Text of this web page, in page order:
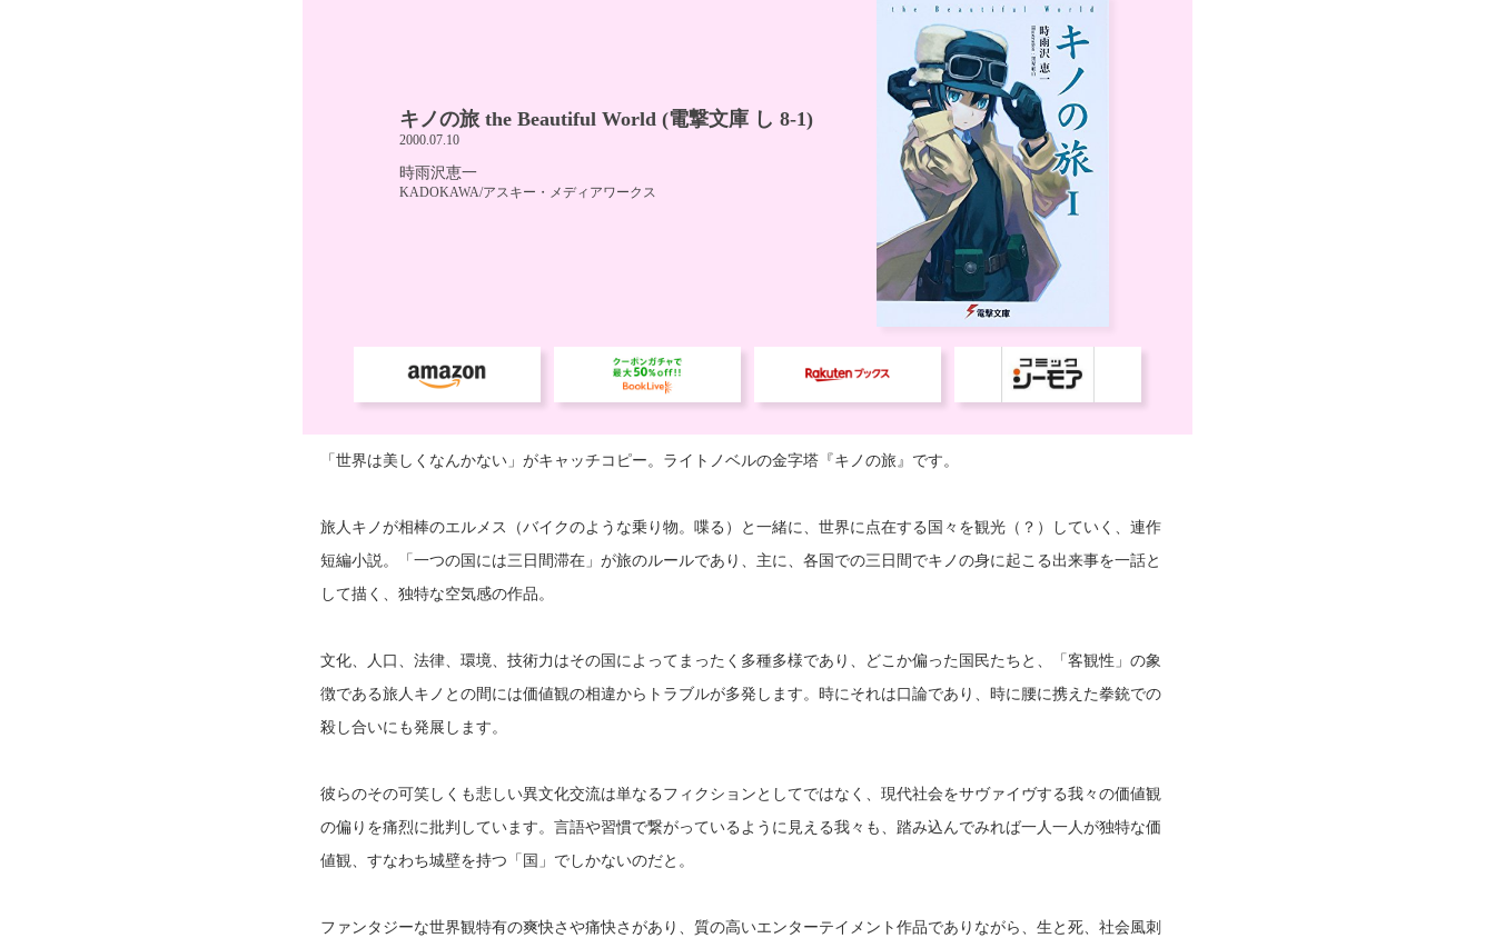
「世界は美しくなんかない」がキャッチコピー。ライトノベルの金字塔『キノの旅』です。
旅人キノが相棒のエルメス（バイクのような乗り物。喋る）と一緒に、世界に点在する国々を観光（？）していく、連作
短編小説。「一つの国には三日間滞在」が旅のルールであり、主に、各国での三日間でキノの身に起こる出来事を一話と
して描く、独特な空気感の作品。
文化、人口、法律、環境、技術力はその国によってまったく多種多様であり、どこか偏った国民たちと、「客観性」の象
徴である旅人キノとの間には価値観の相違からトラブルが多発します。時にそれは口論であり、時に腰に携えた拳銃での
殺し合いにも発展します。
彼らのその可笑しくも悲しい異文化交流は単なるフィクションとしてではなく、現代社会をサヴァイヴする我々の価値観
の偏りを痛烈に批判しています。言語や習慣で繋がっているように見える我々も、踏み込んでみれば一人一人が独特な価
値観、すなわち城壁を持つ「国」でしかないのだと。
ファンタジーな世界観特有の爽快さや痛快さがあり、質の高いエンターテイメント作品でありながら、生と死、社会風刺